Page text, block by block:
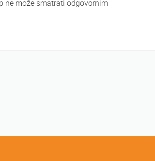
ne može smatrati odgovornim